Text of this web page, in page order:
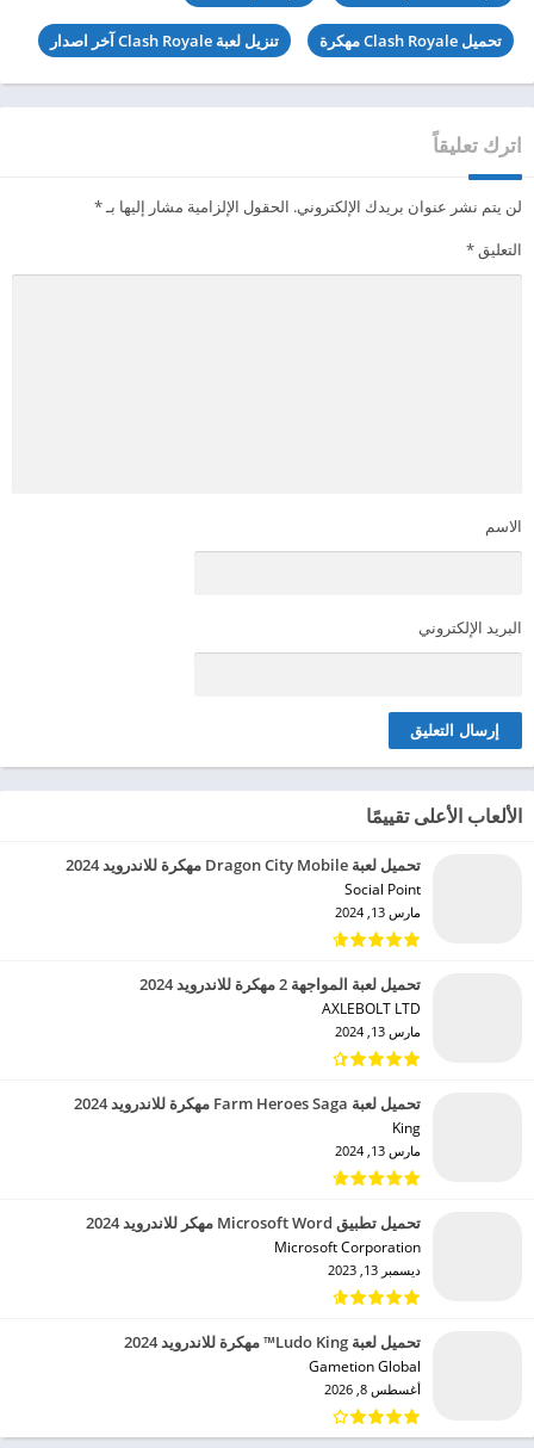
تحميل Clash Royale مهكرة تنزيل لعبة Clash Royale آخر اصدار
اترك تعليقاً
لن يتم نشر عنوان بريدك الإلكتروني. الحقول الإلزامية مشار إليها بـ*
التعليق*
الاسم
البريد الإلكتروني
الألعاب الأعلى تقييمًا
تحميل لعبة Dragon City Mobile مهكرة للاندرويد 2024
Social Point‏
مارس 13, 2024
تحميل لعبة المواجهة 2 مهكرة للاندرويد 2024
AXLEBOLT LTD‏
مارس 13, 2024
تحميل لعبة Farm Heroes Saga مهكرة للاندرويد 2024
King‏
مارس 13, 2024
تحميل تطبيق Microsoft Word مهكر للاندرويد 2024
Microsoft Corporation‏
ديسمبر 13, 2023
تحميل لعبة Ludo King™ مهكرة للاندرويد 2024
Gametion Global‏
أغسطس 8, 2026